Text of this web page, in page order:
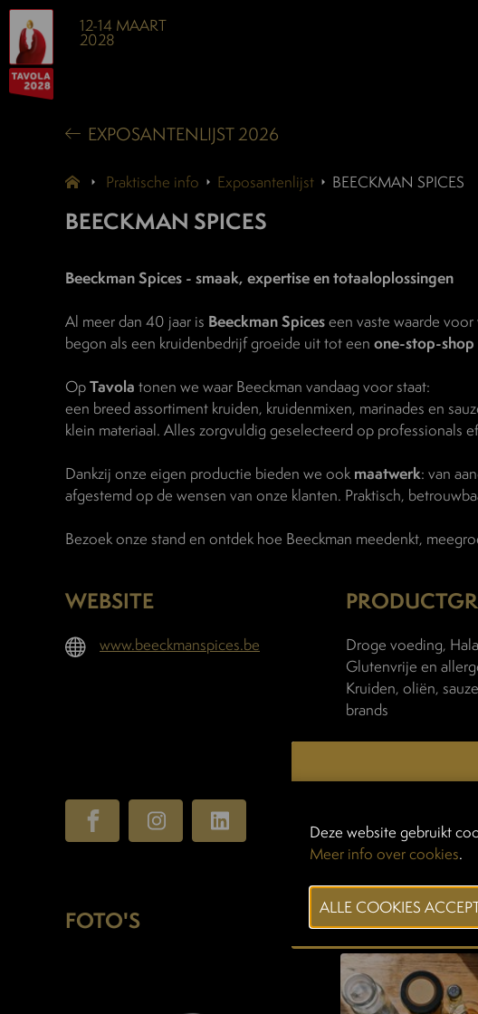
12-14 MAART
2028
EXPOSANTENLIJST 2026
Praktische info Exposantenlijst BEECKMAN SPICES
BEECKMAN SPICES
Beeckman Spices - smaak, expertise en totaaloplossingen
Al meer dan 40 jaar is Beeckman Spiceseen vaste waarde
begon als een kruidenbedrijf groeide uit tot een one-stop-shop
OpTavola tonen we waar Beeckman vandaag voor staat:
een breed assortiment kruiden, kruidenmixen, marinades en
klein materiaal. Alles zorgvuldig geselecteerd op professionals
Dankzij onze eigen productie bieden we ook maatwerk: van
afgestemd op de wensen van onze klanten. Praktisch,
Bezoek onze stand en ontdek hoe Beeckman meedenkt,
WEBSITE
www.beeckmanspices.be
Droge voeding,
Glutenvrije en
Kruiden, oliën,
brands
FOTO'S
Deze website gebruikt
Meer info over cookies.